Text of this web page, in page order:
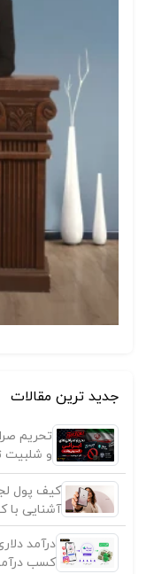
جدید ترین مقالات
تحریم
و شلبیت
آشنایی با
درآمد
کسب